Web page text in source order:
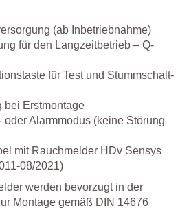
(ab Inbetriebnahme)
für den Langzeitbetrieb – Q-
für Test und Stummschalt-
bei Erstmontage
oder Alarmmodus (keine Störung
mit Rauchmelder HDv Sensys
08/2021)
werden bevorzugt in der
Montage gemäß DIN 14676